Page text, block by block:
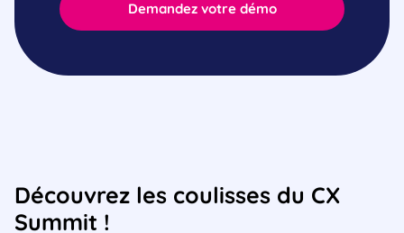
Demandez votre démo
Découvrez les coulisses du CX
Summit !